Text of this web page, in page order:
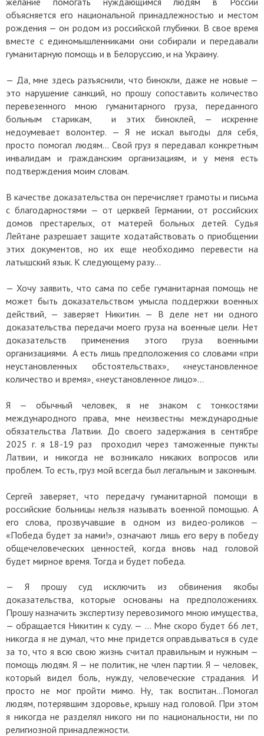
объясняется его национальной принадлежностью и местом
рождения — он родом из российской глубинки. В свое время
вместе с единомышленниками они собирали и передавали
гуманитарную помощь и в Белоруссию, и на Украину.
— Да, мне здесь разъяснили, что бинокли, даже не новые —
это нарушение санкций, но прошу сопоставить количество
перевезенного мною гуманитарного груза, переданного
больным старикам, и этих биноклей, — искренне
недоумевает волонтер. — Я не искал выгоды для себя,
просто помогал людям… Свой груз я передавал конкретным
инвалидам и гражданским организациям, и у меня есть
подтверждения моим словам.
В качестве доказательства он перечисляет грамоты и письма
с благодарностями — от церквей Германии, от российских
домов престарелых, от матерей больных детей. Судья
Лейтане разрешает защите ходатайствовать о приобщении
этих документов, но их еще необходимо перевести на
латышский язык. К следующему разу…
— Хочу заявить, что сама по себе гуманитарная помощь не
может быть доказательством умысла поддержки военных
действий, — заверяет Никитин. — В деле нет ни одного
доказательства передачи моего груза на военные цели. Нет
доказательств применения этого груза военными
организациями. А есть лишь предположения со словами «при
неустановленных обстоятельствах», «неустановленное
количество и время», «неустановленное лицо»…
Я — обычный человек, я не знаком с тонкостями
международного права, мне неизвестны международные
обязательства Латвии. До своего задержания в сентябре
2025 г. я 18-19 раз проходил через таможенные пункты
Латвии, и никогда не возникало никаких вопросов или
проблем. То есть, груз мой всегда был легальным и законным.
Сергей заверяет, что передачу гуманитарной помощи в
российские больницы нельзя называть военной помощью. А
его слова, прозвучавшие в одном из видео-роликов —
«Победа будет за нами!», означают лишь его веру в победу
общечеловеческих ценностей, когда вновь над головой
будет мирное время. Тогда и будет победа.
— Я прошу суд исключить из обвинения якобы
доказательства, которые основаны на предположениях.
Прошу назначить экспертизу перевозимого мною имущества,
— обращается Никитин к суду. — … Мне скоро будет 66 лет,
никогда я не думал, что мне придется оправдываться в суде
за то, что я всю свою жизнь считал правильным и нужным —
помощь людям. Я — не политик, не член партии. Я — человек,
который видел боль, нужду, человеческие страдания. И
просто не мог пройти мимо. Ну, так воспитан…Помогал
людям, потерявшим здоровье, крышу над головой. При этом
я никогда не разделял никого ни по национальности, ни по
религиозной принадлежности.